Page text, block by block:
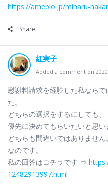
https://ameblo.jp/miharu-
Share
紅実子
Added a comment on 2020
慰謝料請求を経験した私なら
た。
どちらの選択をするにしても
優先に決めてもらいたいと思い
どちらも間違いではありませ
なのです。
私の回答はコチラです ⇒
12482913997.html